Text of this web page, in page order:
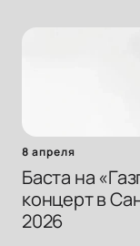
8 апреля
Баста на
концерт в
2026